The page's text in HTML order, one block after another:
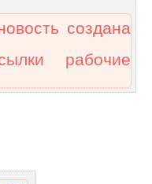
создана
рабочие